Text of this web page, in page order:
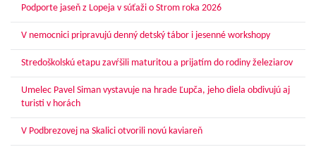
Podporte jaseň z Lopeja v súťaži o Strom roka 2026
V nemocnici pripravujú denný detský tábor i jesenné workshopy
Stredoškolskú etapu zavŕšili maturitou a prijatím do rodiny železiarov
Umelec Pavel Siman vystavuje na hrade Ľupča, jeho diela obdivujú aj
turisti v horách
V Podbrezovej na Skalici otvorili novú kaviareň